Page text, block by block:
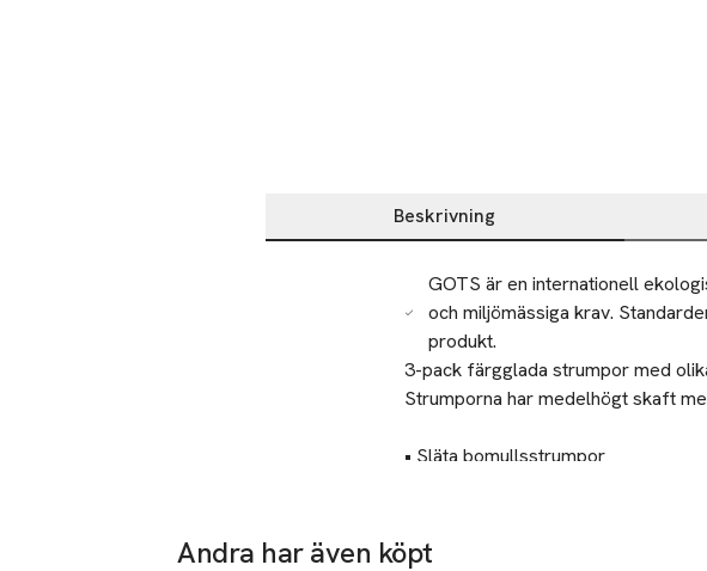
Beskrivning
Beskrivning
GOTS är en internationell
och miljömässiga krav.
produkt.
3-pack färgglada strumpor med
Strumporna har medelhögt skaft
• Släta bomullsstrumpor
• Elastiska
Åhléns AB
Andra har även köpt